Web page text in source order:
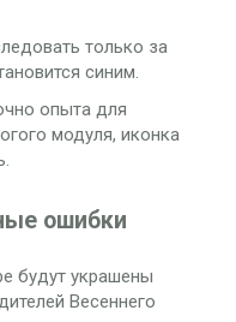
только за
синим.
опыта для
модуля, иконка
ошибки
будут украшены
Весеннего